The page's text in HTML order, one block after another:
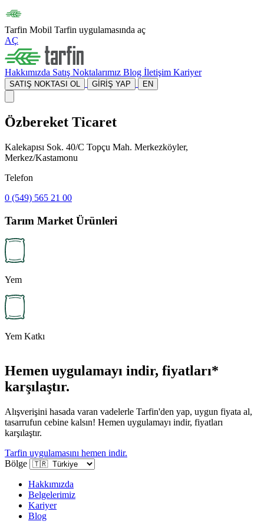
Tarfin Mobil Tarfin uygulamasında aç
AÇ
Hakkımızda Satış Noktalarımız Blog İletişim Kariyer
SATIŞ NOKTASI OL GİRİŞ YAP EN
Özbereket Ticaret
Kalekapısı Sok. 40/C Topçu Mah. Merkezköyler,
Merkez/Kastamonu
Telefon
0 (549) 565 21 00
Tarım Market Ürünleri
Yem
Yem Katkı
Hemen uygulamayı indir, fiyatları*
karşılaştır.
Alışverişini hasada varan vadelerle Tarfin'den yap, uygun fiyata al,
tasarrufun cebine kalsın! Hemen uygulamayı indir, fiyatları
karşılaştır.
Tarfin uygulamasını hemen indir.
Bölge
Hakkımızda
Belgelerimiz
Kariyer
Blog